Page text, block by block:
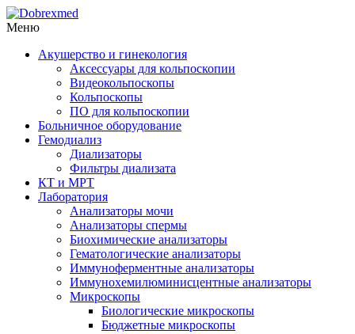
Меню
Акушерство и гинекология
Аксессуары для кольпоскопии
Видеокольпоскопы
Кольпоскопы
ПО для кольпоскопии
Больничное оборудование
Гемодиализ
Диализаторы
Фильтры диализата
КТ и МРТ
Лаборатория
Анализаторы мочи
Анализаторы спермы
Биохимические анализаторы
Гематологические анализаторы
Иммуноферментные анализаторы
Иммунохемилюминисцентные анализаторы
Микроскопы
Биологические микроскопы
Бюджетные микроскопы